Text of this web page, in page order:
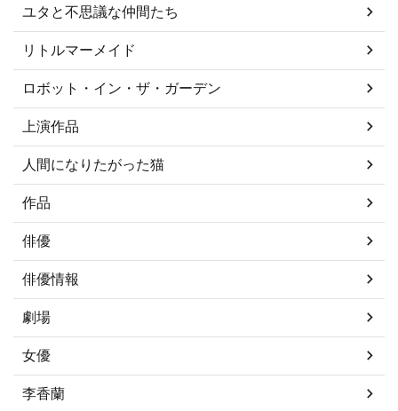
ユタと不思議な仲間たち
リトルマーメイド
ロボット・イン・ザ・ガーデン
上演作品
人間になりたがった猫
作品
俳優
俳優情報
劇場
女優
李香蘭